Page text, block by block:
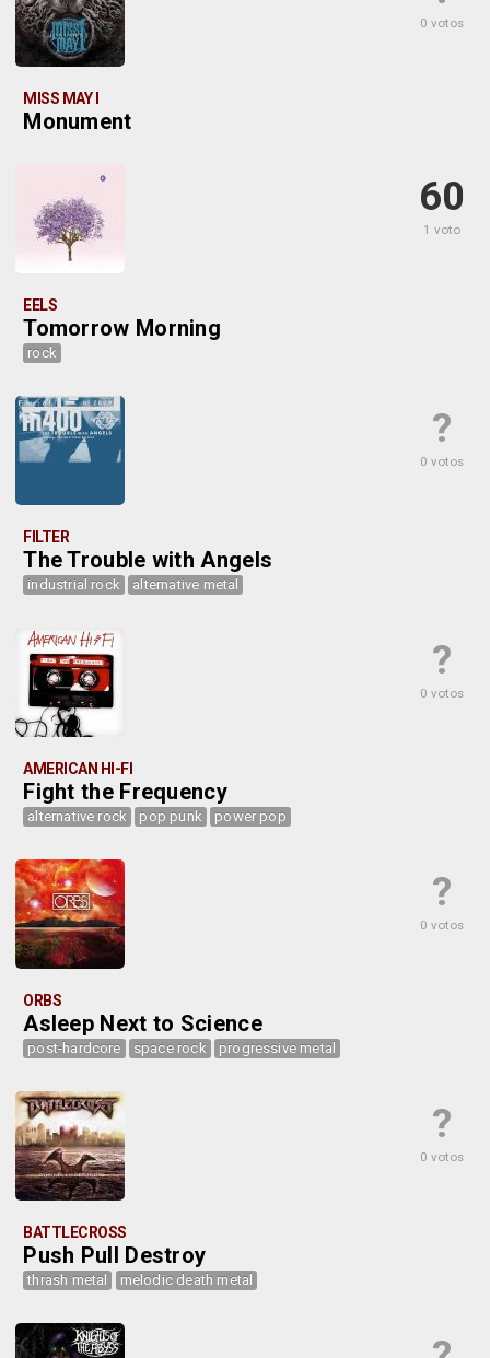
0 votos
MISS MAY I
Monument
60
1 voto
EELS
Tomorrow Morning
rock
?
0 votos
FILTER
The Trouble with Angels
industrial rock alternative metal
?
0 votos
AMERICAN HI-FI
Fight the Frequency
alternative rock pop punk power pop
?
0 votos
ORBS
Asleep Next to Science
post-hardcore space rock progressive metal
?
0 votos
BATTLECROSS
Push Pull Destroy
thrash metal melodic death metal